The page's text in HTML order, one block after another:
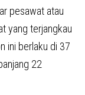
pesawat atau
yang terjangkau
ini berlaku di 37
22